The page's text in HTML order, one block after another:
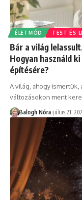
ÉLETMÓD TEST ÉS
Bár a világ
Hogyan használd
építésére?
A világ, ahogy
változásokon ment
Balogh Nóra július 21,